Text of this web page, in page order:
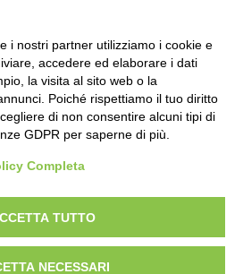
by:Digital Forge Verona
i nostri partner utilizziamo i cookie e
accedere ed elaborare i dati
la visita al sito web o la
Poiché rispettiamo il tuo diritto
di non consentire alcuni tipi di
GDPR per saperne di più.
Completa
TUTTO
NECESSARI